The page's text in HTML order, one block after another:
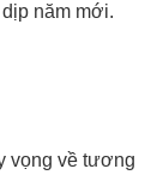
năm mới.
vọng về tương